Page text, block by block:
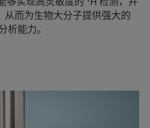
从而为生物大分子提供强大的
析能力。